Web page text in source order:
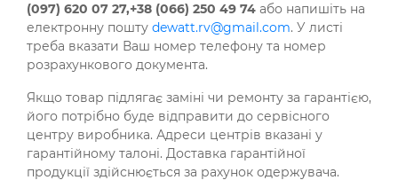
(097) 620 07 27,+38 (066) 250 49 74 або напишіть на
електронну пошту dewatt.rv@gmail.com. У листі
треба вказати Ваш номер телефону та номер
розрахункового документа.
Якщо товар підлягає заміні чи ремонту за гарантією,
його потрібно буде відправити до сервісного
центру виробника. Адреси центрів вказані у
гарантійному талоні. Доставка гарантійної
продукції здійснюється за рахунок одержувача.